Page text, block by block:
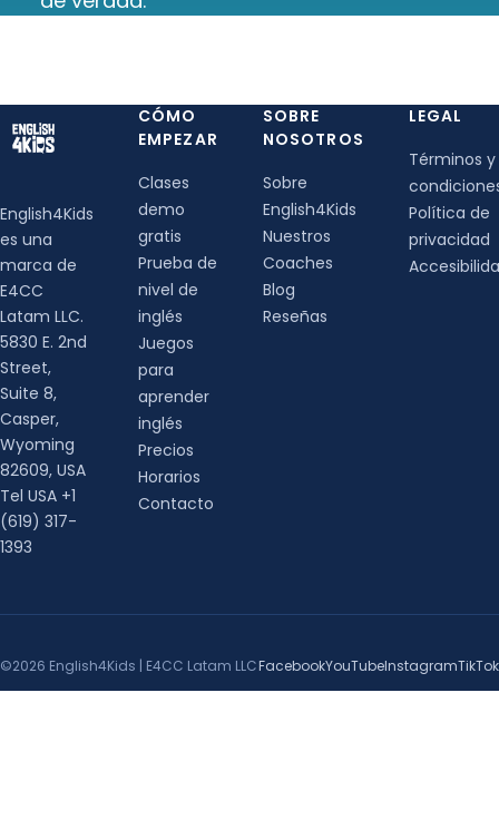
English4Kids
es una
marca de
E4CC
Latam LLC.
5830 E. 2nd
Street,
Suite 8,
Casper,
Wyoming
82609, USA
Tel USA +1
(619) 317-
1393
CÓMO
EMPEZAR
Clases
demo
gratis
Prueba de
nivel de
inglés
Juegos
para
aprender
inglés
Precios
Horarios
Contacto
SOBRE
NOSOTROS
Sobre
English4Kids
Nuestros
Coaches
Blog
Reseñas
LEGAL
Términos y
Política de
privacidad
©2026 English4Kids | E4CC Latam LLCFacebookYouTubeInstagramTikTok